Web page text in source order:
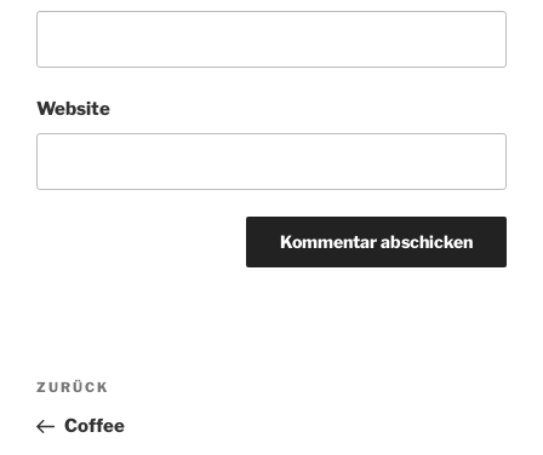
Website
Beitragsnavigation
Vorheriger
Beitrag
ZURÜCK
Coffee